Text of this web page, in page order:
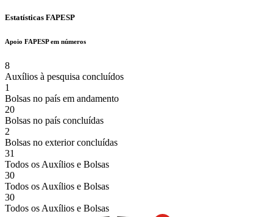
Estatísticas FAPESP
Apoio FAPESP em números
8
Auxílios à pesquisa concluídos
1
Bolsas no país em andamento
20
Bolsas no país concluídas
2
Bolsas no exterior concluídas
31
Todos os Auxílios e Bolsas
30
Todos os Auxílios e Bolsas
30
Todos os Auxílios e Bolsas